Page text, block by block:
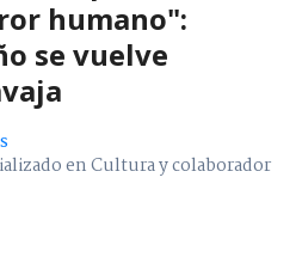
humano":
se vuelve
en Cultura y colaborador